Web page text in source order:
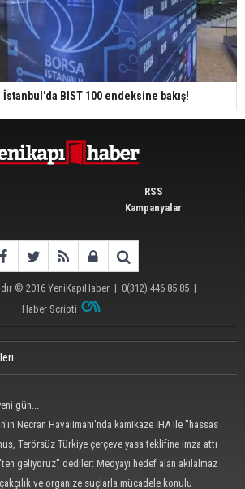
İstanbul'da BIST 100 endeksine bakış!
RSS
Kampanyalar
© 2016 YeniKapıHaber| 0(312) 446 85 85|
Haber Scripti
gün...
Necran Havalimanı'nda kamikaze İHA ile "hassas
Terörsüz Türkiye çerçeve yasa teklifine imza attı
geliyoruz" dediler: Medyayı hedef alan akılalmaz
ve organize suçlarla mücadele konulu